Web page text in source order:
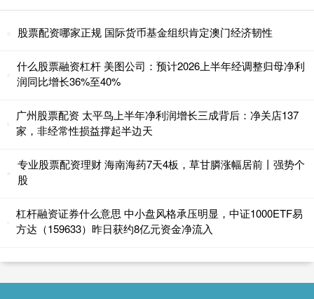
股票配资哪家正规 国际货币基金组织肯定澳门经济韧性
什么股票融资杠杆 美图公司：预计2026上半年经调整归母净利
润同比增长36%至40%
广州股票配资 太平鸟上半年净利润增长三成背后：净关店137
家，非经常性损益撑起半边天
专业股票配资理财 海南海药7天4板，草甘膦涨幅居前丨强势个
股
杠杆融资证券什么意思 中小盘风格承压明显，中证1000ETF易
方达（159633）昨日获约8亿元资金净流入